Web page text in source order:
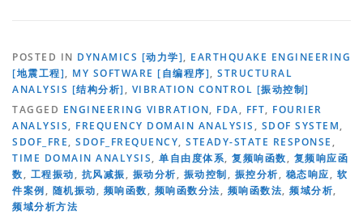
POSTED IN DYNAMICS [动力学], EARTHQUAKE ENGINEERING
[地震工程], MY SOFTWARE [自编程序], STRUCTURAL
ANALYSIS [结构分析] , VIBRATION CONTROL [振动控制]
TAGGED ENGINEERING VIBRATION, FDA, FFT, FOURIER
ANALYSIS, FREQUENCY DOMAIN ANALYSIS , SDOF SYSTEM,
SDOF_FRE, SDOF_FREQUENCY, STEADY-STATE RESPONSE ,
TIME DOMAIN ANALYSIS, 单自由度体系, 复频响函数, 复频响应函
数, 工程振动, 抗风减振, 振动分析, 振动控制, 振控分析, 稳态响应, 软
件案例, 随机振动, 频响函数, 频响函数分法, 频响函数法, 频域分析,
频域分析方法